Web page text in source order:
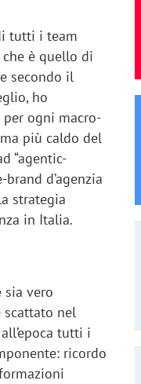
tutti i team
è quello di
secondo il
ho
ogni macro-
più caldo del
“agentic-
d’agenzia
strategia
in Italia.
sia vero
scattato nel
tutti i
ricordo